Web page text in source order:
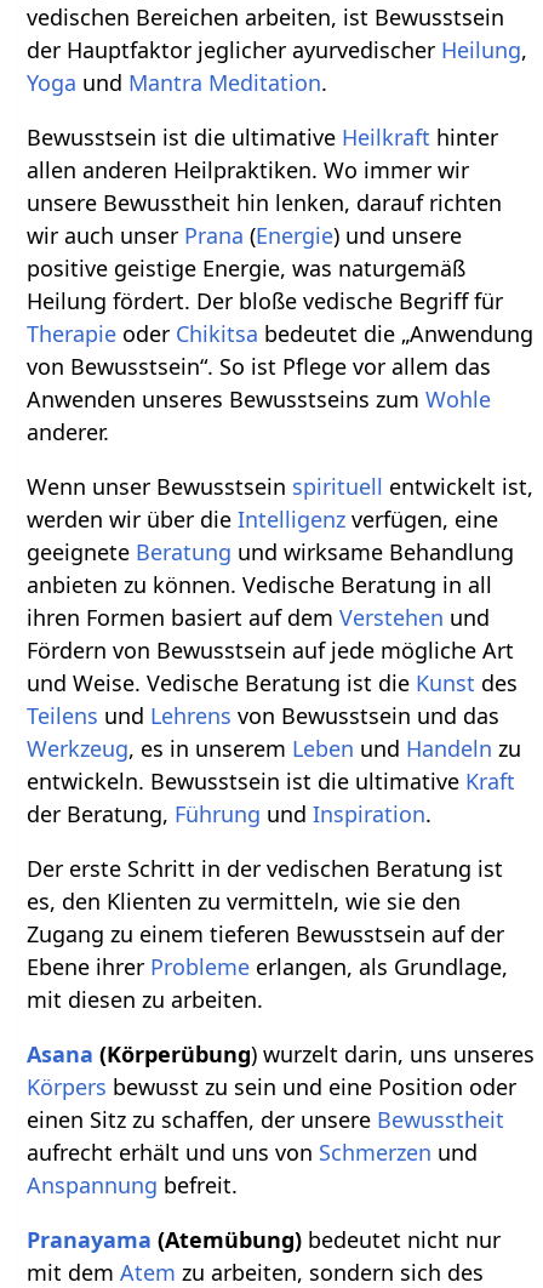
vedischen Bereichen arbeiten, ist Bewusstsein
der Hauptfaktor jeglicher ayurvedischer Heilung,
Yoga und Mantra Meditation.
Bewusstsein ist die ultimative Heilkraft hinter
allen anderen Heilpraktiken. Wo immer wir
unsere Bewusstheit hin lenken, darauf richten
wir auch unser Prana (Energie) und unsere
positive geistige Energie, was naturgemäß
Heilung fördert. Der bloße vedische Begriff für
Therapie oder Chikitsa bedeutet die „Anwendung
von Bewusstsein“. So ist Pflege vor allem das
Anwenden unseres Bewusstseins zumWohle
anderer.
Wenn unser Bewusstsein spirituell entwickelt ist,
werden wir über dieIntelligenz verfügen, eine
geeignete Beratung und wirksame Behandlung
anbieten zu können. Vedische Beratung in all
ihren Formen basiert auf demVerstehen und
Fördern von Bewusstsein auf jede mögliche Art
und Weise. Vedische Beratung ist die Kunst des
Teilens und Lehrens von Bewusstsein und das
Werkzeug, es in unserem Leben und Handeln zu
entwickeln. Bewusstsein ist die ultimative Kraft
der Beratung, Führung undInspiration.
Der erste Schritt in der vedischen Beratung ist
es, den Klienten zu vermitteln, wie sie den
Zugang zu einem tieferen Bewusstsein auf der
Ebene ihrer Probleme erlangen, als Grundlage,
mit diesen zu arbeiten.
Asana (Körperübung) wurzelt darin, uns unseres
Körpers bewusst zu sein und eine Position oder
einen Sitz zu schaffen, der unsere Bewusstheit
aufrecht erhält und uns von Schmerzen und
Anspannung befreit.
Pranayama (Atemübung) bedeutet nicht nur
mit demAtem zu arbeiten, sondern sich des